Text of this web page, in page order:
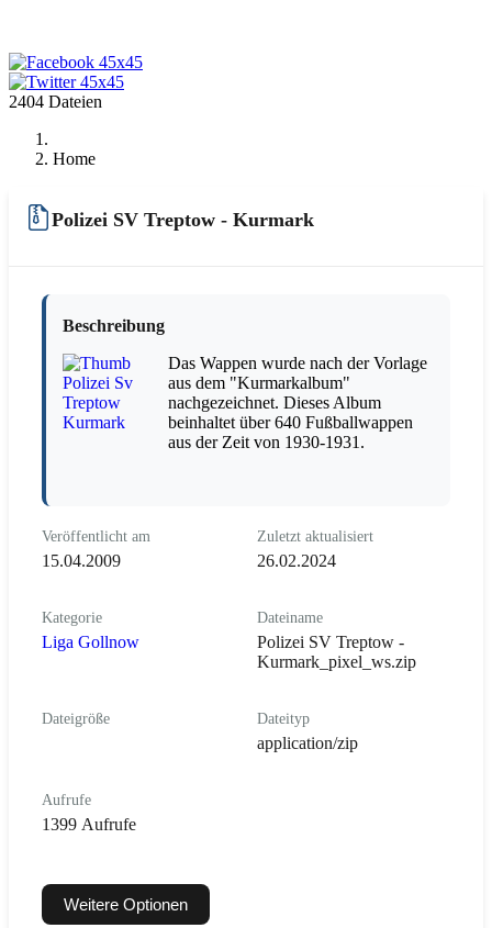
2404 Dateien
Home
Polizei SV Treptow - Kurmark
Beschreibung
Das Wappen wurde nach der Vorlage
aus dem "Kurmarkalbum"
nachgezeichnet. Dieses Album
beinhaltet über 640 Fußballwappen
aus der Zeit von 1930-1931.
Veröffentlicht am
15.04.2009
Zuletzt aktualisiert
26.02.2024
Kategorie
Liga Gollnow
Dateiname
Polizei SV Treptow -
Kurmark_pixel_ws.zip
Dateigröße Dateityp
application/zip
Aufrufe
1399 Aufrufe
Weitere Optionen